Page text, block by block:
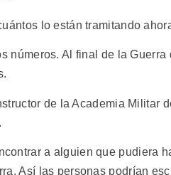
lo están tramitando
números. Al final de la
de la Academia Militar
a alguien que pudiera
Así las personas podrían